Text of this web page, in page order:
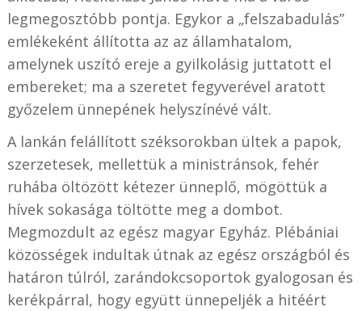
legmegosztóbb pontja. Egykor a „felszabadulás”
emlékeként állította az az államhatalom,
amelynek uszító ereje a gyilkolásig juttatott el
embereket; ma a szeretet fegyverével aratott
győzelem ünnepének helyszínévé vált.
A lankán felállított széksorokban ültek a papok,
szerzetesek, mellettük a ministránsok, fehér
ruhába öltözött kétezer ünneplő, mögöttük a
hívek sokasága töltötte meg a dombot.
Megmozdult az egész magyar Egyház. Plébániai
közösségek indultak útnak az egész országból és
határon túlról, zarándokcsoportok gyalogosan és
kerékpárral, hogy együtt ünnepeljék a hitéért